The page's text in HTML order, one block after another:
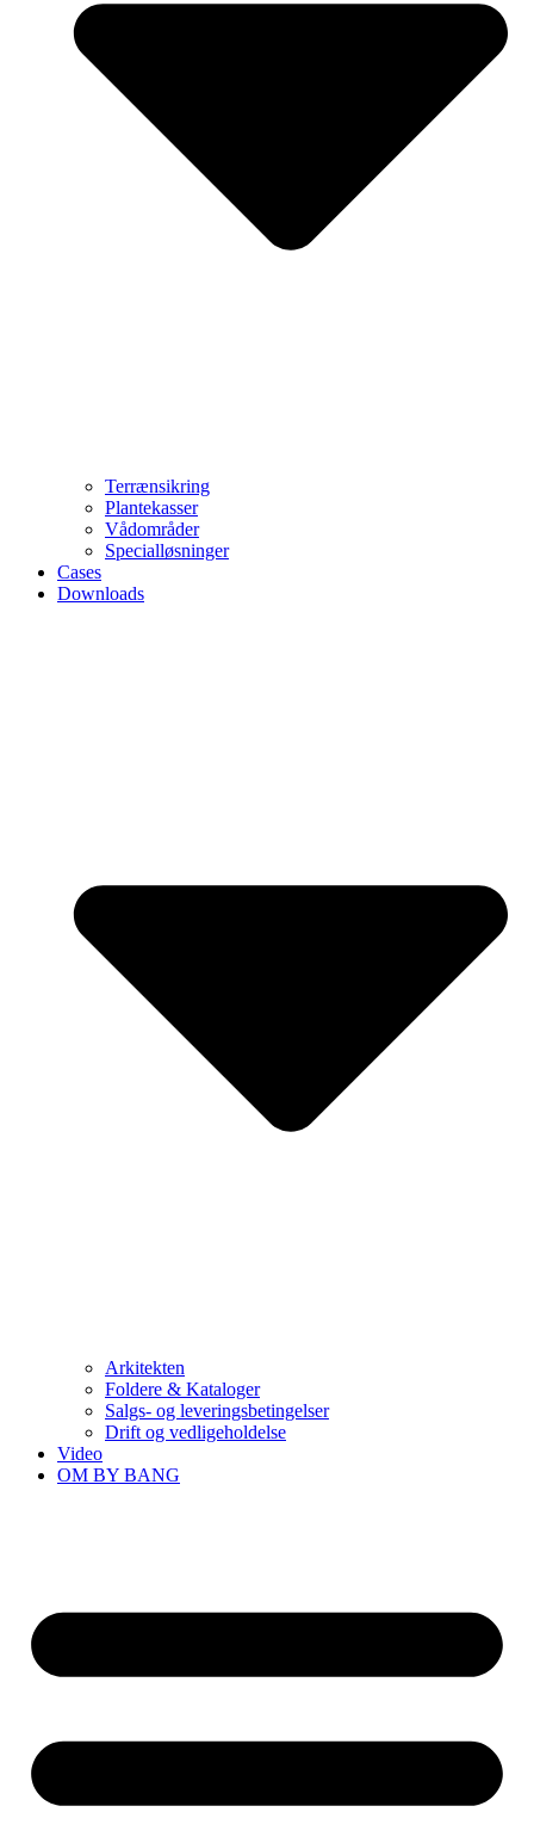
Terrænsikring
Plantekasser
Vådområder
Specialløsninger
Cases
Downloads
Arkitekten
Foldere & Kataloger
Salgs- og leveringsbetingelser
Drift og vedligeholdelse
Video
OM BY BANG